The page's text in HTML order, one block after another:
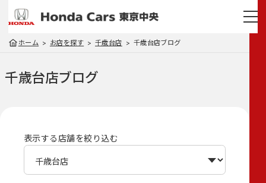
ホーム お店を探す 千歳台店 千歳台店ブログ
千歳台店ブログ
表示する店舗を絞り込む